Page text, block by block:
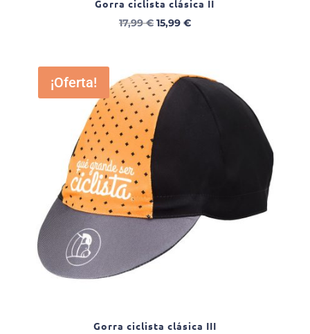
Gorra ciclista clásica II
17,99€ El
era:
17,99 €.
15,99 €El
15,99 €.
¡Oferta!
Gorra ciclista clásica III